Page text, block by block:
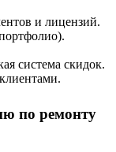
и лицензий.
система скидок.
по ремонту